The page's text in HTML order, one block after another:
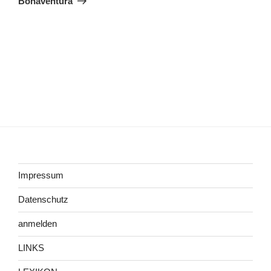
Impressum
Datenschutz
anmelden
LINKS